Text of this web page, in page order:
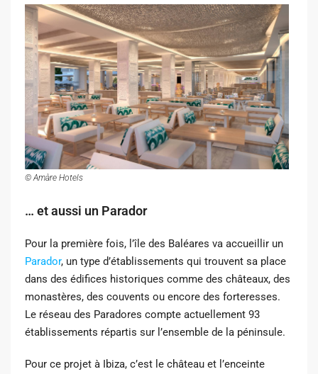
© Amàre Hotels
… et aussi un Parador
Pour la première fois, l’île des Baléares va accueillir un
Parador, un type d’établissements qui trouvent sa place
dans des édifices historiques comme des châteaux, des
monastères, des couvents ou encore des forteresses.
Le réseau des Paradores compte actuellement 93
établissements répartis sur l’ensemble de la péninsule.
Pour ce projet à Ibiza, c’est le château et l’enceinte